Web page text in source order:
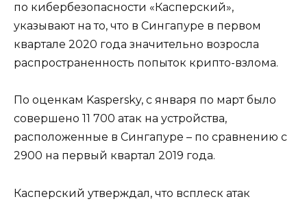
по кибербезопасности «Касперский»,
указывают на то, что в Сингапуре в первом
квартале 2020 года значительно возросла
распространенность попыток крипто-взлома.
По оценкам Kaspersky, с января по март было
совершено 11 700 атак на устройства,
расположенные в Сингапуре – по сравнению с
2900 на первый квартал 2019 года.
Касперский утверждал, что всплеск атак